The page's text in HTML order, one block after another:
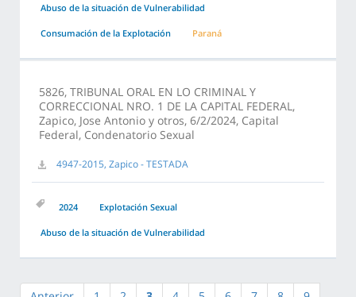
Abuso de la situación de Vulnerabilidad
Consumación de la Explotación Paraná
5826, TRIBUNAL ORAL EN LO CRIMINAL Y
CORRECCIONAL NRO. 1 DE LA CAPITAL FEDERAL,
Zapico, Jose Antonio y otros, 6/2/2024, Capital
Federal, Condenatorio Sexual
4947-2015, Zapico - TESTADA
2024 Explotación Sexual
Abuso de la situación de Vulnerabilidad